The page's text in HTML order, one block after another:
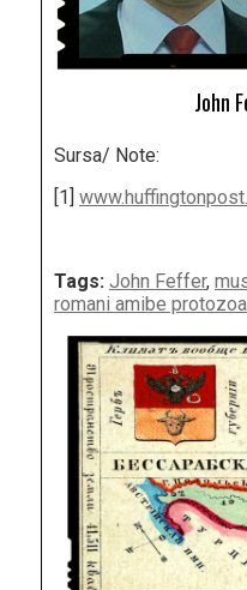
John
Sursa/ Note:
[1]
Tags: John Feffer,
romani amibe